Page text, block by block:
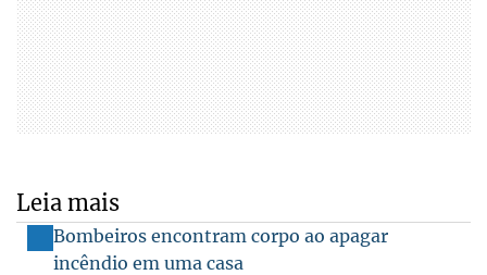
Leia mais
Bombeiros encontram corpo ao apagar
incêndio em uma casa